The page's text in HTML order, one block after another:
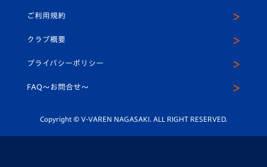
平和祈念活動
ホームタウン活動
スクール
ヴィヴィくんインスタグラム
公式LINE＠
ご利用規約
クラブ概要
プライバシーポリシー
FAQ〜お問合せ〜
Copyright © V-VAREN NAGASAKI. ALL RIGHT RESERVED.